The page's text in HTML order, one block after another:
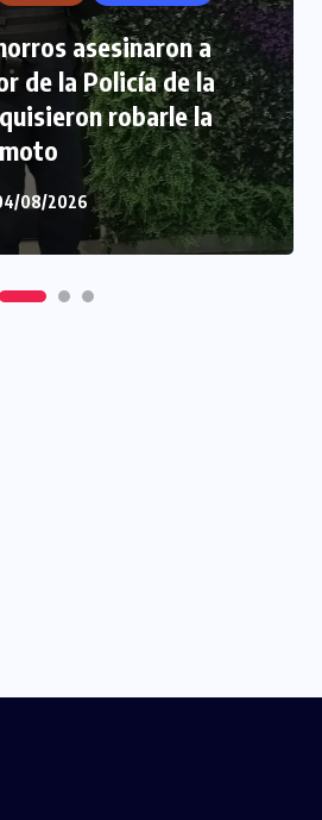
asesinaron a
de la Policía de la
robarle la
moto
08/2026
a declarar la
y seguirá
a prisión
08/2026